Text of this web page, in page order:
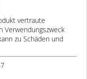
vertraute
Verwendungszweck
zu Schäden und